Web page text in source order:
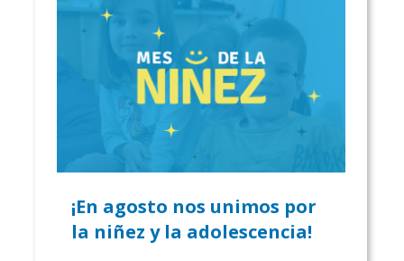
¡En agosto nos unimos por
la niñez y la adolescencia!